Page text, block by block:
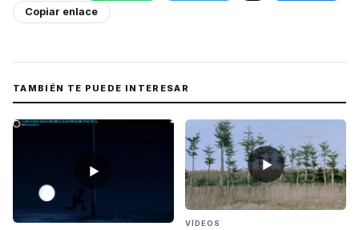
Copiar enlace
TAMBIÉN TE PUEDE INTERESAR
▶ ▶
VÍDEOS